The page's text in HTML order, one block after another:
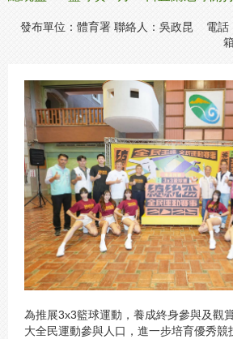
發布單位：體育署 聯絡人：吳政昆 電話
為推展3x3籃球運動，養成終身參與及觀
大全民運動參與人口，進一步培育優秀競